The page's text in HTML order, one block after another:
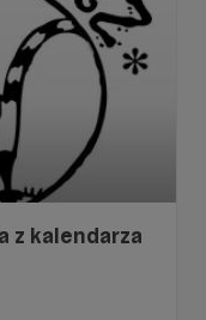
z kalendarza